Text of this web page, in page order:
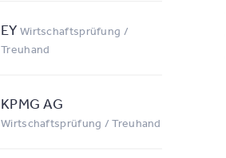
EY Wirtschaftsprüfung /
Treuhand
KPMG AG
Wirtschaftsprüfung / Treuhand